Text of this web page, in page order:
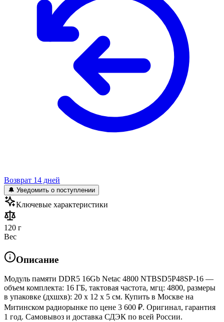
Возврат 14 дней
🔔 Уведомить о поступлении
Ключевые характеристики
120 г
Вес
Описание
Модуль памяти DDR5 16Gb Netac 4800 NTBSD5P48SP-16 —
объем комплекта: 16 ГБ, тактовая частота, мгц: 4800, размеры
в упаковке (дхшхв): 20 x 12 x 5 см. Купить в Москве на
Митинском радиорынке по цене 3 600 ₽. Оригинал, гарантия
1 год. Самовывоз и доставка СДЭК по всей России.